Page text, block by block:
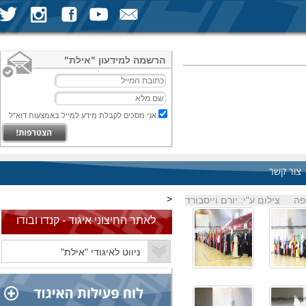
הרשמה למידעון "אילת"
אני מסכים לקבלת מידע למייל באמצעות דוא"ל
צור קשר
צילום ע"י: יורם וייסבורד <
לאתר החיצוני איגוד - קנדו ובודו